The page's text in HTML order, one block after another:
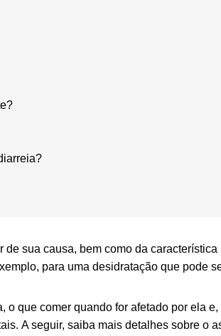
de sua causa, bem como da
para uma desidratação que pode
o que comer quando for afetado por ela
A seguir, saiba mais detalhes sobre o